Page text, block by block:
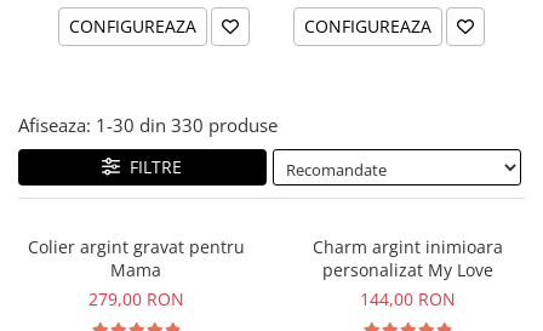
CONFIGUREAZA CONFIGUREAZA
Afiseaza: 1-30 din 330 produse
FILTRE
Colier argint gravat pentru
Mama
279,00 RON
Charm argint inimioara
personalizat My Love
144,00 RON